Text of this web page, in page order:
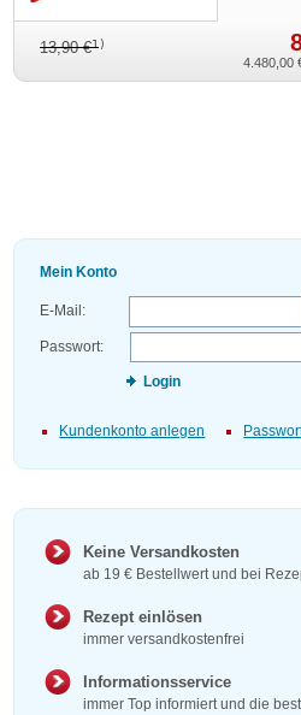
13,90 €1)
4.480,00
Mein Konto
E-Mail:
Passwort:
Login
Kundenkonto anlegen
Keine Versandkosten
ab 19 € Bestellwert und bei
Rezept einlösen
immer versandkostenfrei
Informationsservice
immer Top informiert und die